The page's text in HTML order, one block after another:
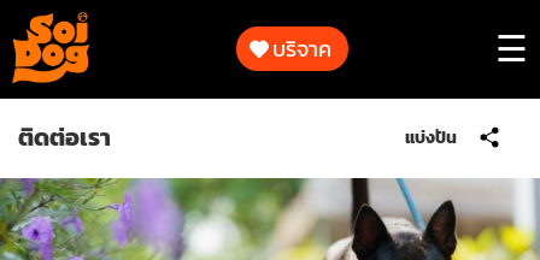
บริจาค
การ
ของ
เรา
☰
ของ
เรา
เป็น
ส่วน
หนึ่ง
ติดต่อเรา แบ่งปัน